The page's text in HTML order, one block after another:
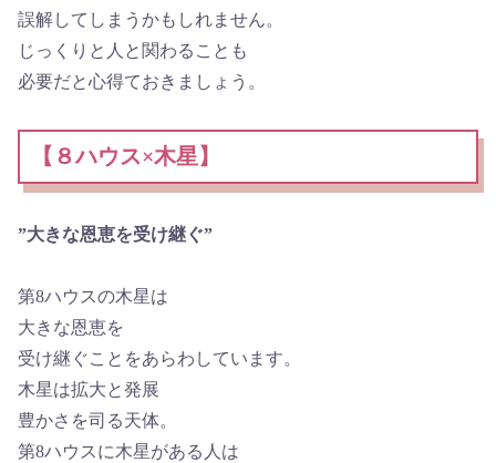
誤解してしまうかもしれません。
じっくりと人と関わることも
必要だと心得ておきましょう。
【８ハウス×木星】
”大きな恩恵を受け継ぐ”
第8ハウスの木星は
大きな恩恵を
受け継ぐことをあらわしています。
木星は拡大と発展
豊かさを司る天体。
第8ハウスに木星がある人は